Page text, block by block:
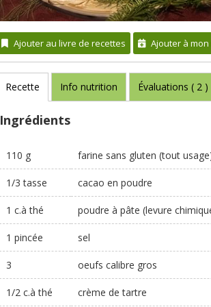
Ajouter au livre de recettes Ajouter à mon
Recette Info nutrition Évaluations ( 2 )
Ingrédients
110 g farine sans gluten (tout
1/3 tasse cacao en poudre
1 c.à thé poudre à pâte (levure
1 pincée sel
3 oeufs calibre gros
1/2 c.à thé crème de tartre